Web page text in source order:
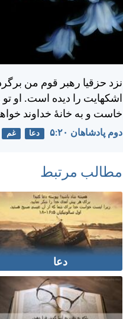
نزد حزقيا رهبر قوم من
اشكهايت را ديده است. او
خاست و به خانهٔ خداوند
دوم پادشاهان ۲۰:‏۵ دعا غم
مطالب مرتبط
دعا